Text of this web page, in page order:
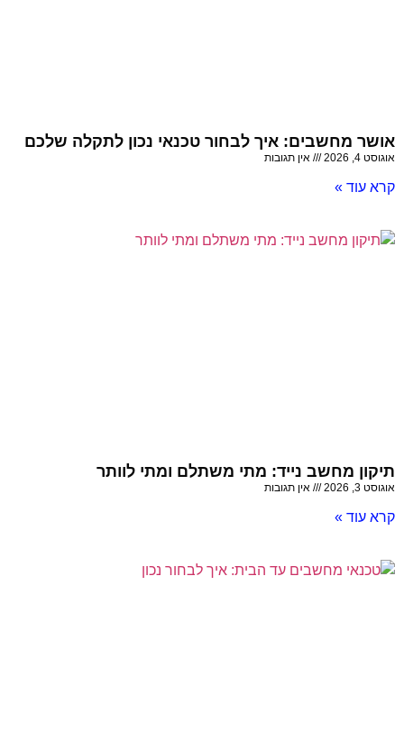
אושר מחשבים: איך לבחור טכנאי נכון לתקלה שלכם
אוגוסט 4, 2026 אין תגובות
קרא עוד »
תיקון מחשב נייד: מתי משתלם ומתי לוותר
אוגוסט 3, 2026 אין תגובות
קרא עוד »